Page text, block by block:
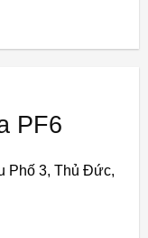
PF6
Phố 3, Thủ Đức,